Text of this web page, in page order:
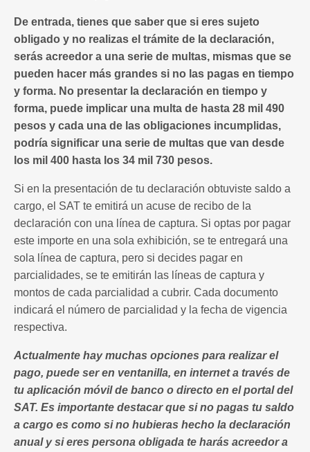
De entrada, tienes que saber que si eres sujeto
obligado y no realizas el trámite de la declaración,
serás acreedor a una serie de multas, mismas que se
pueden hacer más grandes si no las pagas en tiempo
y forma. No presentar la declaración en tiempo y
forma, puede implicar una multa de hasta 28 mil 490
pesos y cada una de las obligaciones incumplidas,
podría significar una serie de multas que van desde
los mil 400 hasta los 34 mil 730 pesos.
Si en la presentación de tu declaración obtuviste saldo a
cargo, el SAT te emitirá un acuse de recibo de la
declaración con una línea de captura. Si optas por pagar
este importe en una sola exhibición, se te entregará una
sola línea de captura, pero si decides pagar en
parcialidades, se te emitirán las líneas de captura y
montos de cada parcialidad a cubrir. Cada documento
indicará el número de parcialidad y la fecha de vigencia
respectiva.
Actualmente hay muchas opciones para realizar el
pago, puede ser en ventanilla, en internet a través de
tu aplicación móvil de banco o directo en el portal del
SAT. Es importante destacar que si no pagas tu saldo
a cargo es como si no hubieras hecho la declaración
anual y si eres persona obligada te harás acreedor a